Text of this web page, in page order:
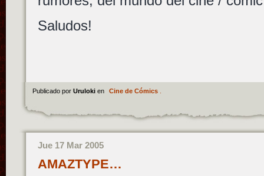
Saludos!
Publicado por Uruloki en Cine de Cómics.
Jue 17 Mar 2005
AMAZTYPE…